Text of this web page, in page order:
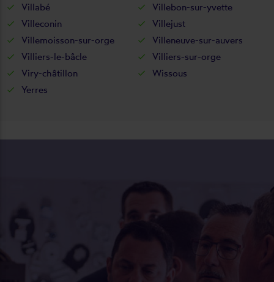
Villabé
Villebon-sur-yvette
Villeconin
Villejust
Villemoisson-sur-orge
Villeneuve-sur-auvers
Villiers-le-bâcle
Villiers-sur-orge
Viry-châtillon
Wissous
Yerres